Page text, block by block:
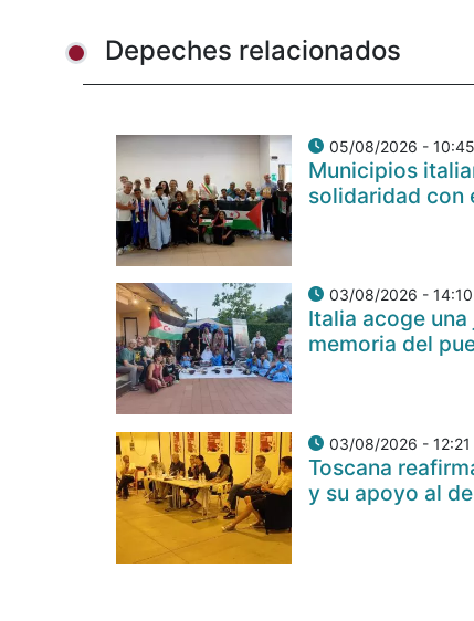
Depeches relacionados
05/08/2026 - 10:45
Municipios
solidaridad con
03/08/2026 - 14:10
Italia acoge
memoria del
03/08/2026 - 12:21
Toscana
y su apoyo al